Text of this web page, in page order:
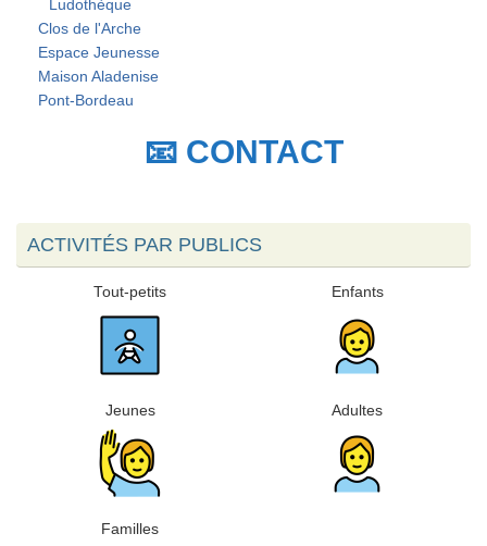
Ludothèque
Clos de l'Arche
Espace Jeunesse
Maison Aladenise
Pont-Bordeau
📧 CONTACT
ACTIVITÉS PAR PUBLICS
Tout-petits Enfants
Jeunes Adultes
Familles